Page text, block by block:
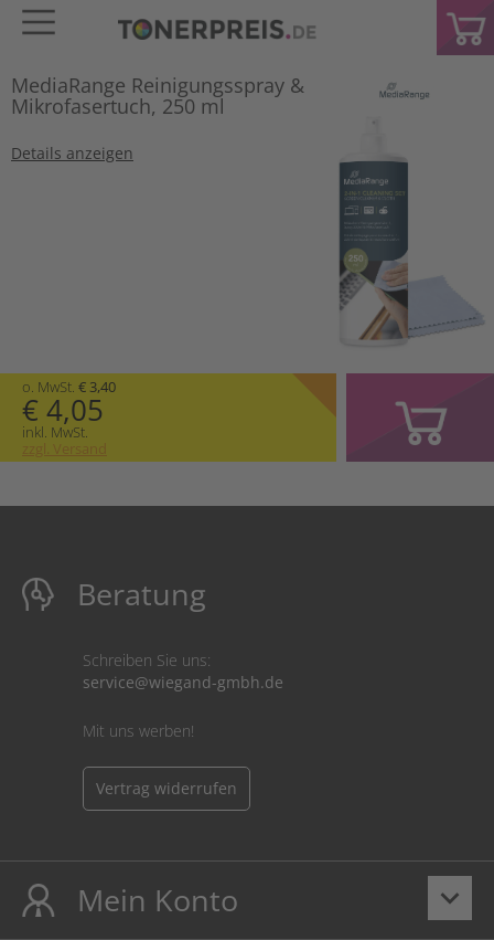
MediaRange Reinigungsspray &
Mikrofasertuch, 250 ml
Details anzeigen
o. MwSt. € 3,40
€ 4,05
inkl. MwSt.
zzgl. Versand
Beratung
Schreiben Sie uns:
service@wiegand-gmbh.de
Mit uns werben!
Vertrag widerrufen
keyboard_arrow_down
Mein Konto